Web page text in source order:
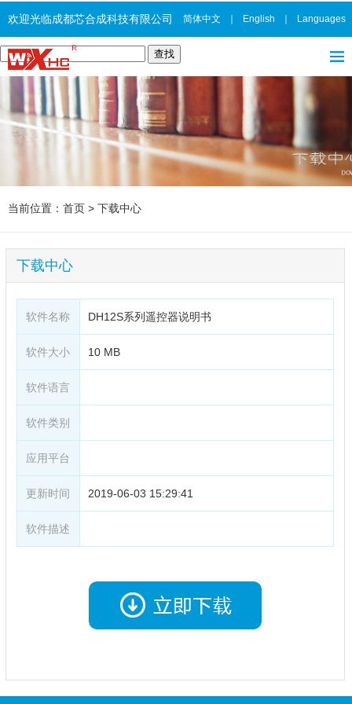
欢迎光临成都芯合成科技有限公司 简体中文 English Languages
当前位置： 首页 > 下载中心
下载中心
软件名称 DH12S系列遥控器说明书
软件大小 10 MB
软件语言
软件类别
应用平台
更新时间 2019-06-03 15:29:41
软件描述